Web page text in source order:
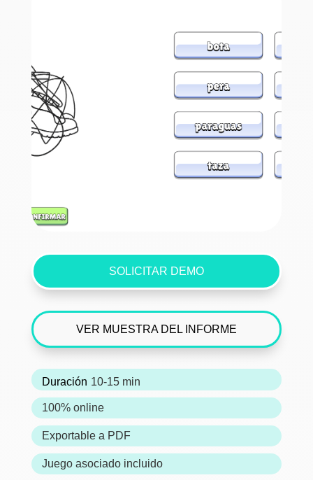
SOLICITAR DEMO
VER MUESTRA DEL INFORME
Duración 10-15 min
100% online
Exportable a PDF
Juego asociado incluido